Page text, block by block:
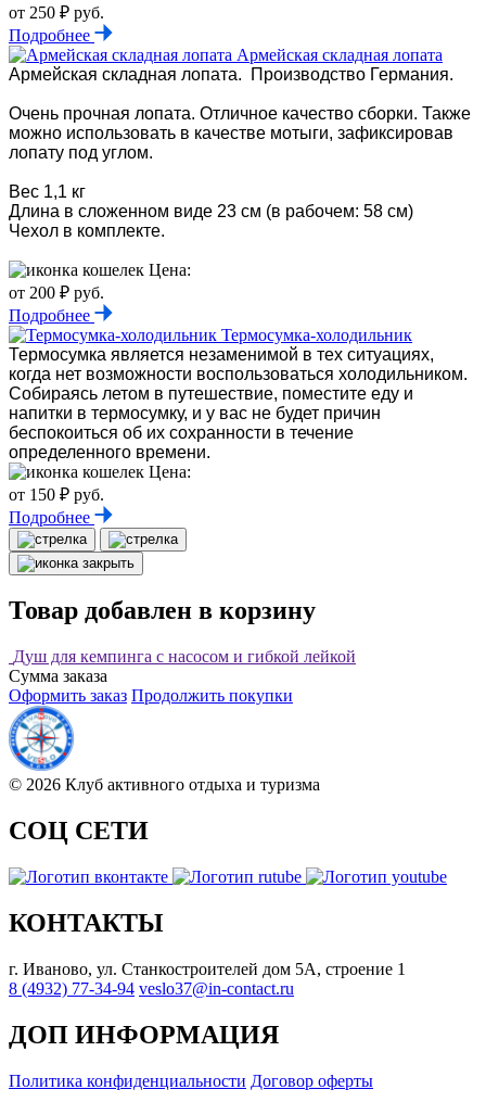
от 250 ₽ руб.
Подробнее
Армейская складная лопата
Армейская складная лопата. Производство Германия.
Очень прочная лопата. Отличное качество сборки. Также
можно использовать в качестве мотыги, зафиксировав
лопату под углом.
Вес 1,1 кг
Длина в сложенном виде 23 см (в рабочем: 58 см)
Чехол в комплекте.
Цена:
от 200 ₽ руб.
Подробнее
Термосумка-холодильник
Термосумка является незаменимой в тех ситуациях,
когда нет возможности воспользоваться холодильником.
Собираясь летом в путешествие, поместите еду и
напитки в термосумку, и у вас не будет причин
беспокоиться об их сохранности в течение
определенного времени.
Цена:
от 150 ₽ руб.
Подробнее
Товар добавлен в корзину
Душ для кемпинга с насосом и гибкой лейкой
Сумма заказа
Оформить заказ Продолжить покупки
© 2026 Клуб активного отдыха и туризма
СОЦ СЕТИ
КОНТАКТЫ
г. Иваново, ул. Станкостроителей дом 5А, строение 1
8 (4932) 77-34-94 veslo37@in-contact.ru
ДОП ИНФОРМАЦИЯ
Политика конфиденциальности Договор оферты